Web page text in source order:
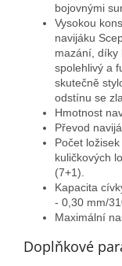
bojovnými
Vysokou
navijáku
mazání, díky
spolehlivý a
skutečně
odstínu se
Hmotnost
Převod
Počet
kuličkových
(7+1).
Kapacita
- 0,30 mm/
Maximální
Doplňkové